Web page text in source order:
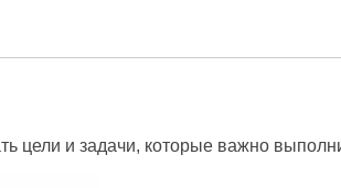
цели и задачи, которые важно